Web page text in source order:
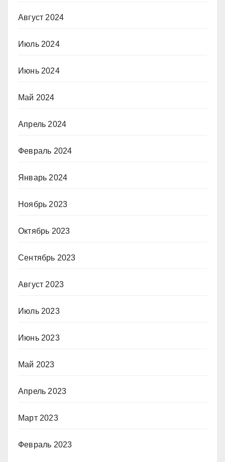
Август 2024
Июль 2024
Июнь 2024
Май 2024
Апрель 2024
Февраль 2024
Январь 2024
Ноябрь 2023
Октябрь 2023
Сентябрь 2023
Август 2023
Июль 2023
Июнь 2023
Май 2023
Апрель 2023
Март 2023
Февраль 2023